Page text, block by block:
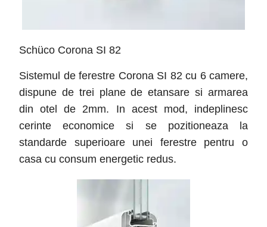
Schüco Corona SI 82
Sistemul de ferestre Corona SI 82 cu 6 camere,
dispune de trei plane de etansare si armarea
din otel de 2mm. In acest mod, indeplinesc
cerinte economice si se pozitioneaza la
standarde superioare unei ferestre pentru o
casa cu consum energetic redus.